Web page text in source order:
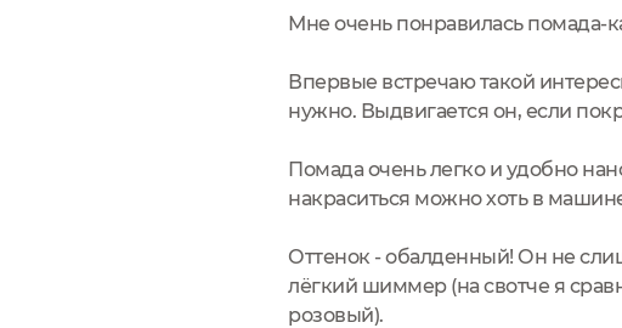
Мне очень понравилась помада-
Впервые встречаю такой
нужно. Выдвигается он, если
Помада очень легко и удобно
накраситься можно хоть в
Оттенок - обалденный! Он не
лёгкий шиммер (на свотче я
розовый).